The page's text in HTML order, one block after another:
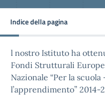
Indice della pagina
l nostro Istituto ha
Fondi Strutturali
Nazionale “Per la
l’apprendimento”